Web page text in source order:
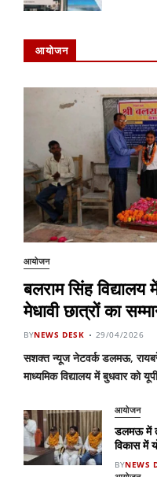
आयोजन
आयोजन
बलराम सिंह विद्यालय
मेधावी छात्रों का
BYNEWS DESK 29/04/2026
सशक्त न्यूज नेटवर्क डलमऊ,
माध्यमिक विद्यालय में बुधवार को
आयोजन
डलमऊ में
विकास में
BYNEWS